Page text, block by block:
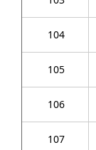
104
105
106
107